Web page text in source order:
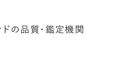
の品質・鑑定機関